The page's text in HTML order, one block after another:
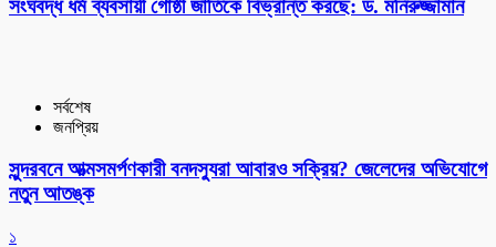
সংঘবদ্ধ ধর্ম ব্যবসায়ী গোষ্ঠী জাতিকে বিভ্রান্ত করছে: ড. মনিরুজ্জামান
সর্বশেষ
জনপ্রিয়
সুন্দরবনে আত্মসমর্পণকারী বনদস্যুরা আবারও সক্রিয়? জেলেদের অভিযোগে
নতুন আতঙ্ক
১